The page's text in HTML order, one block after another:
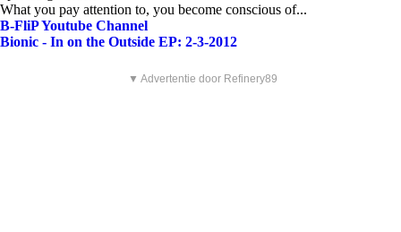
What you pay attention to, you become conscious of...
B-FliP Youtube Channel
Bionic - In on the Outside EP: 2-3-2012
▼ Advertentie door Refinery89